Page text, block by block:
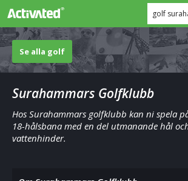
golf
Se alla golf
Surahammars Golfklubb
Hos Surahammars golfklubb kan ni spela
18-hålsbana med en del utmanande hål
vattenhinder.